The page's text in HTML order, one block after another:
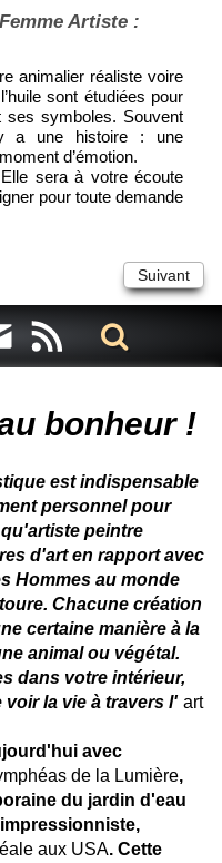
Artiste :
animalier réaliste voire
sont étudiées pour
symboles. Souvent
a une histoire : une
d’émotion.
sera à votre écoute
pour toute demande
Suivant
bonheur !
est indispensable
personnel pour
peintre
d'art en rapport avec
Hommes au monde
Chacune création
certaine manière à la
animal ou végétal.
dans votre intérieur,
la vie à travers l' art
avec
de la Lumière,
du jardin d'eau
aux USA. Cette